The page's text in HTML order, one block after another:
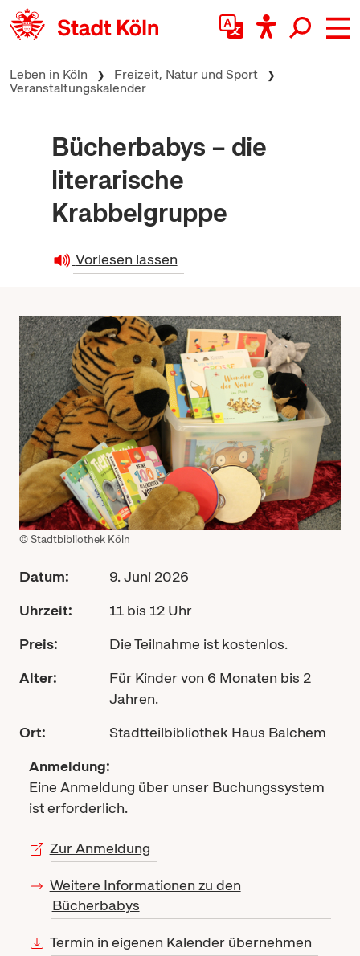
zum Inhalt springen
Leben in Köln
Freizeit, Natur und Sport
Veranstaltungskalender
Bücherbabys – die
literarische
Krabbelgruppe
Vorlesen lassen
© Stadtbibliothek Köln
Datum:
9. Juni 2026
Uhrzeit:
11 bis 12 Uhr
Preis:
Die Teilnahme ist kostenlos.
Alter:
Für Kinder von 6 Monaten bis 2
Jahren.
Ort:
Stadtteilbibliothek Haus Balchem
Anmeldung:
Eine Anmeldung über unser Buchungssystem
ist erforderlich.
Zur Anmeldung
Weitere Informationen zu den
Bücherbabys
Termin in eigenen Kalender übernehmen